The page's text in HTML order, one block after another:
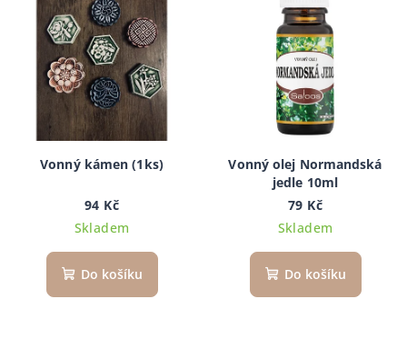
Vonný kámen (1ks)
94 Kč
Skladem
Do košíku
Vonný olej Normandská
jedle 10ml
79 Kč
Skladem
Do košíku